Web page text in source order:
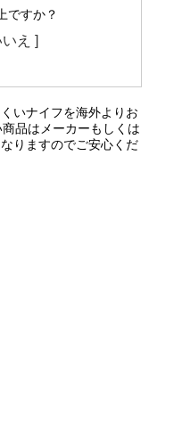
ですか？
いえ ]
いナイフを海外よりお
品はメーカーもしくは
りますのでご安心くだ